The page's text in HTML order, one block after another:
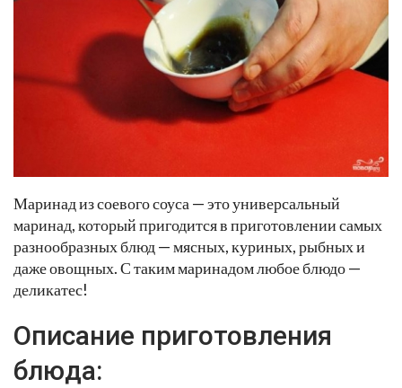
Маринад из соевого соуса — это универсальный
маринад, который пригодится в приготовлении самых
разнообразных блюд — мясных, куриных, рыбных и
даже овощных. С таким маринадом любое блюдо —
деликатес!
Описание приготовления
блюда: